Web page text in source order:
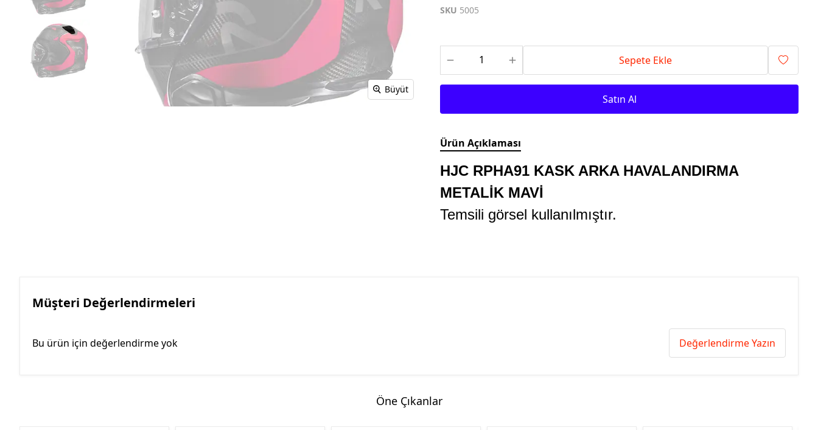
TEKSTİL MONTLAR
KASK YEDEK
Büyüt
SKU 5005
Sepete Ekle
Satın Al
Ürün Açıklaması
HJC RPHA91 KASK ARKA HAVALANDIRMA
METALİK MAVİ
Temsili görsel kullanılmıştır.
Müşteri Değerlendirmeleri
Bu ürün için değerlendirme yok Değerlendirme Yazın
Öne Çıkanlar